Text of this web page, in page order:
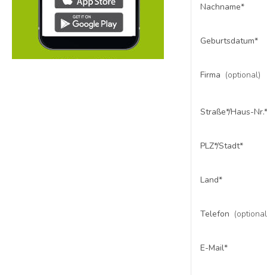
Nachname*
Geburtsdatum*
Firma (optional)
Straße*/Haus-Nr.*
PLZ*/Stadt*
Land*
Telefon
E-Mail*